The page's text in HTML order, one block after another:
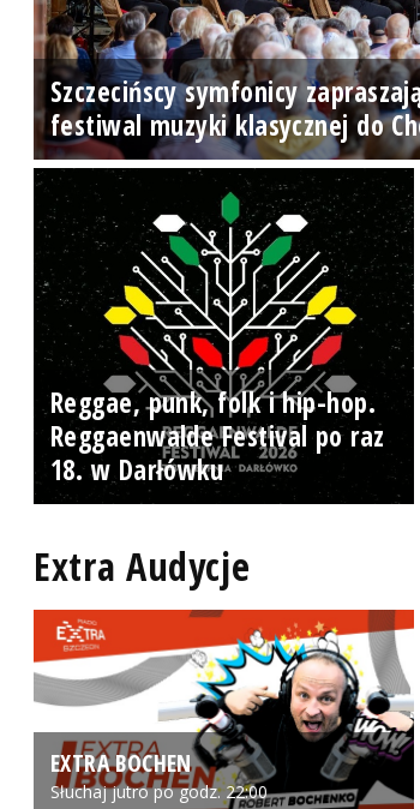
Szczecińscy symfonicy
festiwal muzyki klasycznej do
Reggae, punk, folk i hip-hop.
Reggaenwalde Festival po raz
18. w Darłówku
Extra Audycje
EXTRA BOCHEN
Słuchaj jutro po godz. 22:00